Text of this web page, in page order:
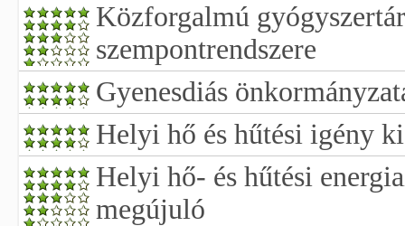
Közforgalmú
szempontrendszere
Gyenesdiás
Helyi hő és hűtési igény
Helyi hő- és hűtési
megújuló